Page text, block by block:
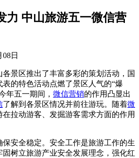
力 中山旅游五一微信营
08日
景区推出了丰富多彩的策划活动，国
的特色活动点燃了景区人气的“爆
年五一期间， 微信营销的作用凸显出
了解到各景区情况并前往游玩。随着微
拉动游客、发掘游客需求方面的作用
安全稳定。安全工作是旅游工作的生
树立旅游产业安全发展理念，强化红